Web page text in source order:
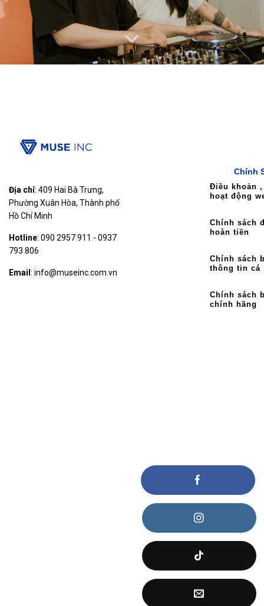
Địa chỉ: 409 Hai Bà Trưng,
Phường Xuân Hòa, Thành phố
Hồ Chí Minh
Hotline: 090 2957 911 - 0937
793 806
Email : info@museinc.com.vn
Chính
Điều khoản
hoạt động
Chính sách
hoàn tiền
Chính sách
thông tin cá
Chính sách
chính hãng